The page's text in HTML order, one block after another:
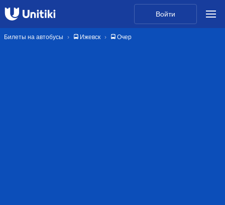
Войти
Билеты на автобусы 🚍 Ижевск 🚍 Очер